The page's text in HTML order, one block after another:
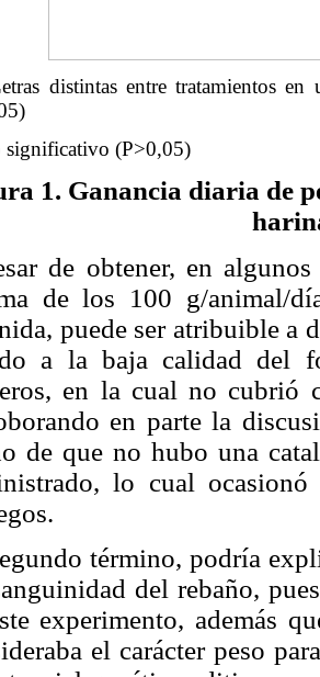
distintas entre tratamientos en
significativo (P>0,05)
1. Ganancia diaria de
de obtener, en
de los 100 g/animal/
puede ser atribuible a
a la baja calidad del
en la cual no cubrió
en parte la
de que no hubo una
lo cual
término, podría
del rebaño,
experimento, además
el carácter peso